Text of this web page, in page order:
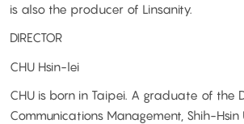
is also the producer of Linsanity.
DIRECTOR
CHU Hsin-lei
CHU is born in Taipei. A graduate of the
Communications Management, Shih-Hsin